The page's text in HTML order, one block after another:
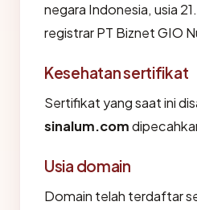
negara Indonesia, usia
registrar PT Biznet GIO
Kesehatan sertifikat
Sertifikat yang saat ini
sinalum.com
Usia domain
Domain telah terdaftar